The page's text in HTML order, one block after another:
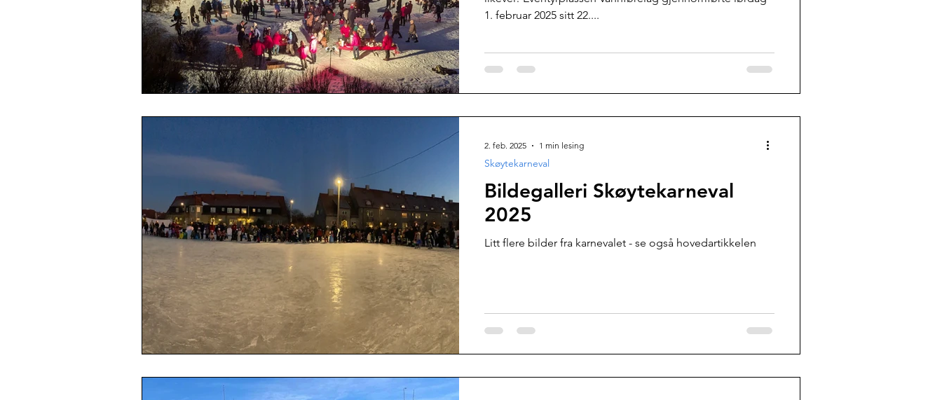
1. februar 2025 sitt 22....
Bildegalleri Skøytekarneval
2025
Litt flere bilder fra karnevalet - se også hovedartikkelen
Skøytekarneval
2. feb. 2025 1 min lesing